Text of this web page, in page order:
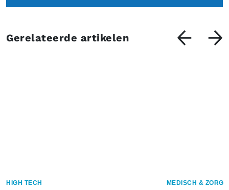
Gerelateerde artikelen
HIGH TECH MEDISCH & ZORG